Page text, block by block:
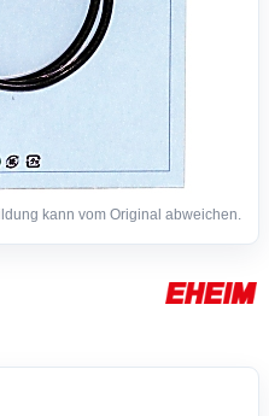
kann vom Original abweichen.